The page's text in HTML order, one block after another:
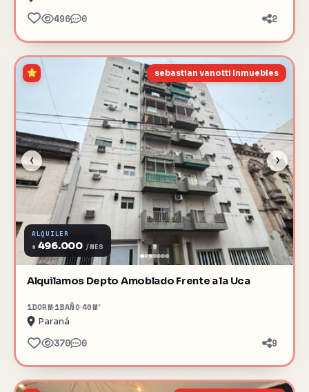
496 0 2
‹ ›
sebastian vanotti Inmuebles
ALQUILER
$ 496.000 /MES
Alquilamos Depto Amoblado Frente a la Uca
1DORM 1BAÑO40M²
Paraná
370 0 9